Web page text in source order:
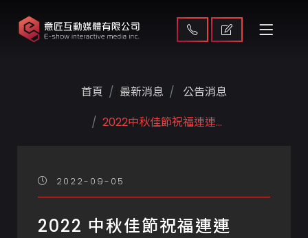
首頁 最新消息
公告消息
2022中秋佳節祝福連連...
2022-09-05
2022 中秋佳節祝福連連